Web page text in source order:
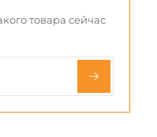
товара сейчас